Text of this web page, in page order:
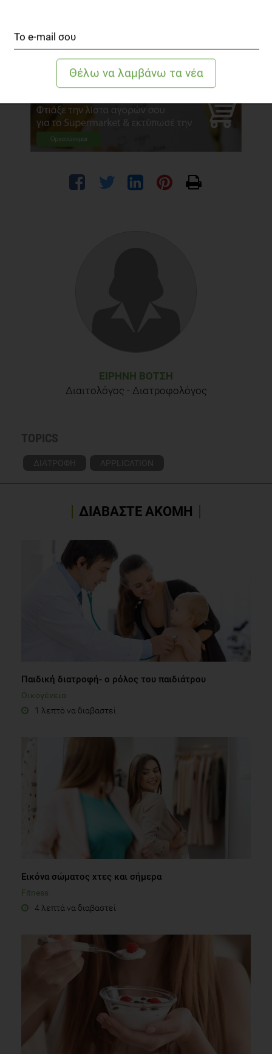
Είναι στα αγγλικά. Είναι ΔΩΡΕΑΝ. Περιέχει διαφημίσεις.
4.5 αστέρια
ΕΙΡΉΝΗ ΒΌΤΣΗ
Διαιτολόγος - Διατροφολόγος
TOPICS
ΔΙΑΤΡΟΦΗ APPLICATION
ΔΙΑΒΑΣΤΕ ΑΚΟΜΗ
Παιδική διατροφή- ο ρόλος του παιδιάτρου
Οικογένεια
1 λεπτό να διαβαστεί
Εικόνα σώματος χτες και σήμερα
Fitness
4 λεπτά να διαβαστεί